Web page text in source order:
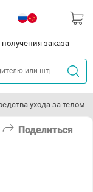
заказа
ухода за телом
Поделиться